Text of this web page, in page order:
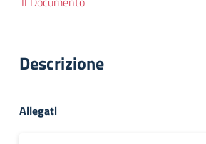
Descrizione
Allegati